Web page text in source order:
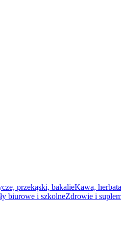
przekąski, bakalieKawa,
biurowe i szkolneZdrowie i